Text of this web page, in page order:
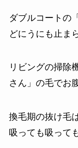
ダブルコートの
どにうにも止ま
リビングの掃除
さん」の毛でお
換毛期の抜け毛
吸っても吸って